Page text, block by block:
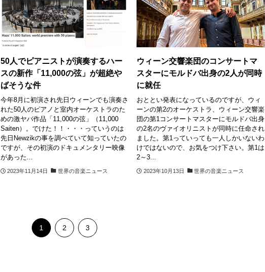
50人でピアニストが演奏するハー
スの新作「11,000の弦」が超絶や
ばそうな件
今年8月に初演され先日ウィーンでも演奏さ
れた50人のピアノと室内オーケストラのた
めの激ヤバ作品「11,000の弦」（11,000
Saiten）。でけた！！・・・っていうのは
先日Newzikの事を調べていて知っていたの
ですが、その初演のドキュメンタリー映像
があった...
2023年11月14日 世界の音楽ニュース
ウィーン交響楽団のコンサートマ
スターにモルドバ出身の2人が同時
に就任
おととい発表になっているのですが、ウィ
ーンの第2のオーケストラ、ウィーン交響楽
団の第1コンサートマスターにモルドバ出身
の2名のヴァイオリニストが同時に任命され
ました。第1っていっても一人しかいないわ
けではないので、お気をつけ下さい。第1は
2～3...
2023年10月13日 世界の音楽ニュース
1 2 3